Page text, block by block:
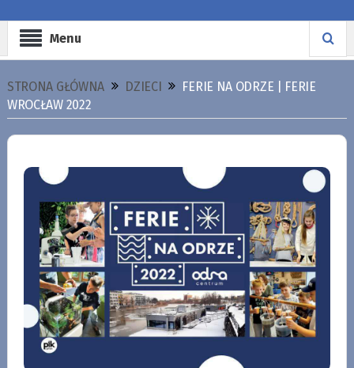
Menu
STRONA GŁÓWNA DZIECI
FERIE NA ODRZE | FERIE
WROCŁAW 2022